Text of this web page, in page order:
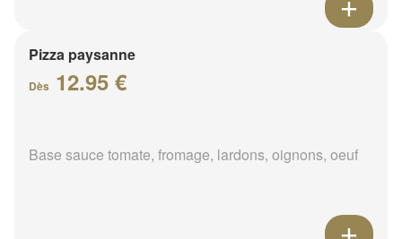
Pizza paysanne
Dès 12.95 €
Base sauce tomate, fromage, lardons, oignons, oeuf